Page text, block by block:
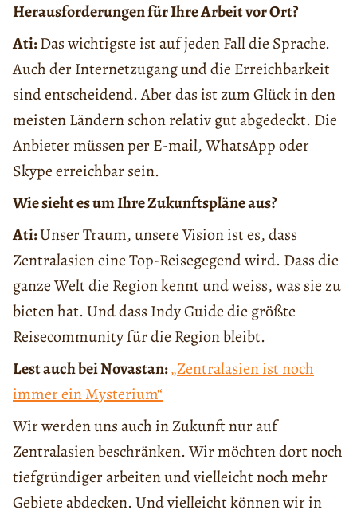
Herausforderungen für Ihre Arbeit vor Ort?
Ati:Das wichtigste ist auf jeden Fall die Sprache.
Auch der Internetzugang und die Erreichbarkeit
sind entscheidend. Aber das ist zum Glück in den
meisten Ländern schon relativ gut abgedeckt. Die
Anbieter müssen per E-mail, WhatsApp oder
Skype erreichbar sein.
Wie sieht es um Ihre Zukunftspläne aus?
Ati:Unser Traum, unsere Vision ist es, dass
Zentralasien eine Top-Reisegegend wird. Dass die
ganze Welt die Region kennt und weiss, was sie zu
bieten hat. Und dass Indy Guide die grӧßte
Reisecommunity für die Region bleibt.
Lest auch bei Novastan:„Zentralasien ist noch
immer ein Mysterium“
Wir werden uns auch in Zukunft nur auf
Zentralasien beschränken. Wir möchten dort noch
tiefgründiger arbeiten und vielleicht noch mehr
Gebiete abdecken. Und vielleicht können wir in